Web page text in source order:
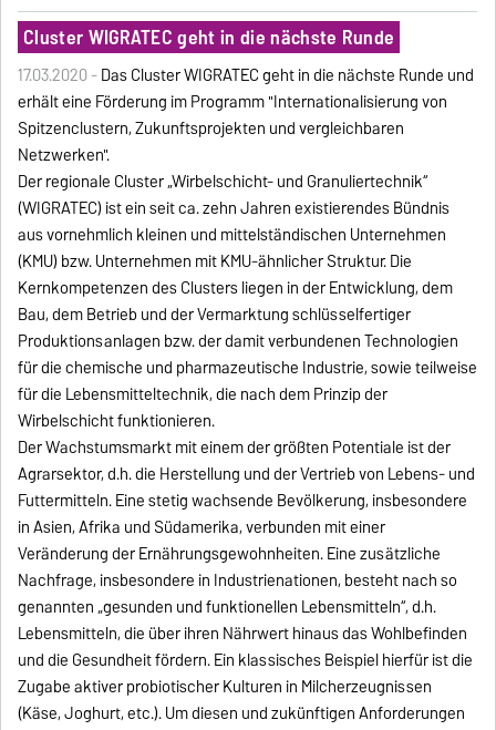
Cluster WIGRATEC geht in die nächste Runde
17.03.2020 -Das Cluster WIGRATEC geht in die nächste Runde und
erhält eine Förderung im Programm "Internationalisierung von
Spitzenclustern, Zukunftsprojekten und vergleichbaren
Netzwerken".
Der regionale Cluster „Wirbelschicht- und Granuliertechnik“
(WIGRATEC) ist ein seit ca. zehn Jahren existierendes Bündnis
aus vornehmlich kleinen und mittelständischen Unternehmen
(KMU) bzw. Unternehmen mit KMU-ähnlicher Struktur. Die
Kernkompetenzen des Clusters liegen in der Entwicklung, dem
Bau, dem Betrieb und der Vermarktung schlüsselfertiger
Produktionsanlagen bzw. der damit verbundenen Technologien
für die chemische und pharmazeutische Industrie, sowie teilweise
für die Lebensmitteltechnik, die nach dem Prinzip der
Wirbelschicht funktionieren.
Der Wachstumsmarkt mit einem der größten Potentiale ist der
Agrarsektor, d.h. die Herstellung und der Vertrieb von Lebens- und
Futtermitteln. Eine stetig wachsende Bevölkerung, insbesondere
in Asien, Afrika und Südamerika, verbunden mit einer
Veränderung der Ernährungsgewohnheiten. Eine zusätzliche
Nachfrage, insbesondere in Industrienationen, besteht nach so
genannten „gesunden und funktionellen Lebensmitteln“, d.h.
Lebensmitteln, die über ihren Nährwert hinaus das Wohlbefinden
und die Gesundheit fördern. Ein klassisches Beispiel hierfür ist die
Zugabe aktiver probiotischer Kulturen in Milcherzeugnissen
(Käse, Joghurt, etc.). Um diesen und zukünftigen Anforderungen